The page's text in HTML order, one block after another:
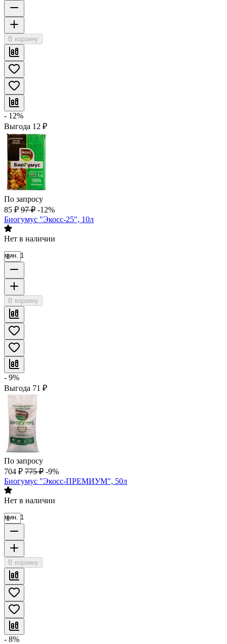
В корзину
- 12%
Выгода 12 ₽
По запросу
85 ₽ 97 ₽ -12%
Биогумус "Экосс-25", 10л
Нет в наличии
мин. 1
В корзину
- 9%
Выгода 71 ₽
По запросу
704 ₽ 775 ₽ -9%
Биогумус "Экосс-ПРЕМИУМ", 50л
Нет в наличии
мин. 1
В корзину
- 8%